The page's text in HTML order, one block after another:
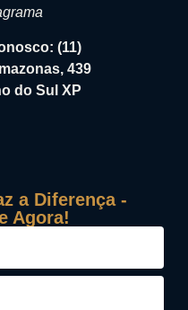
(11)
439
do Sul XP
a Diferença -
Agora!